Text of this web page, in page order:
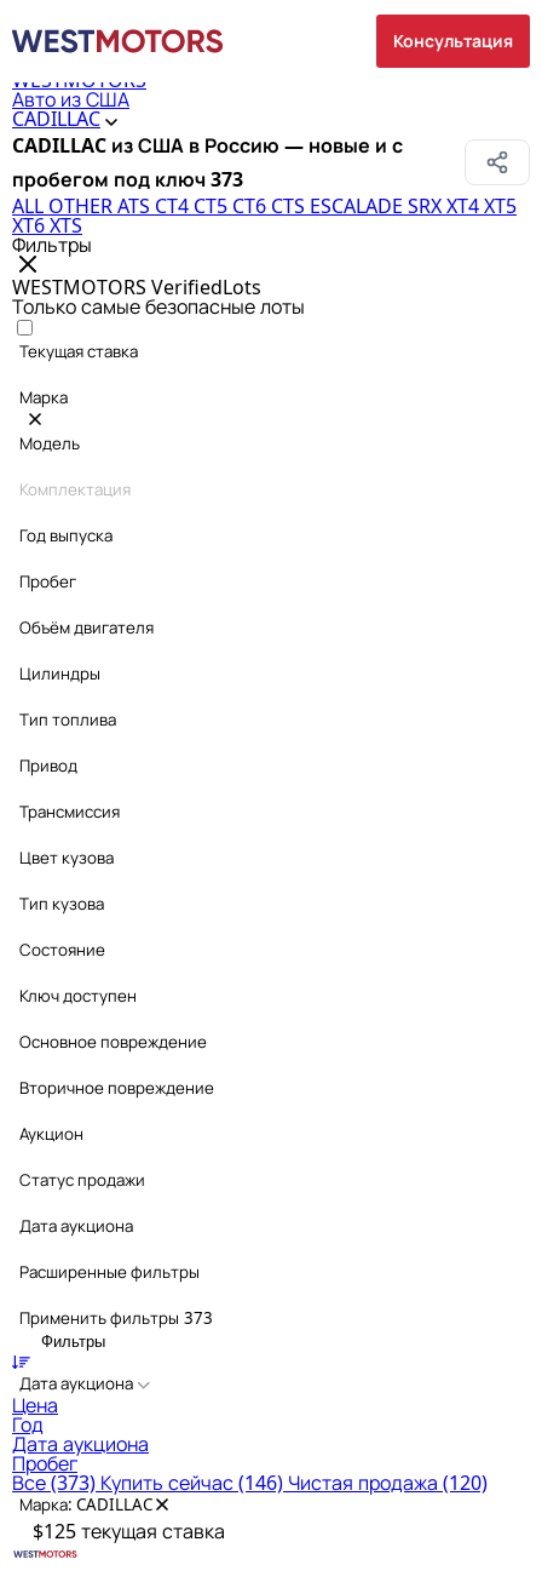
Консультация
WESTMOTORS
Авто из США
CADILLAC
CADILLAC из США в Россию — новые и с
пробегом под ключ373
ALL OTHERATS CT4 CT5 CT6 CTS ESCALADE SRXXT4XT5
XT6XTS
Фильтры
WESTMOTORS VerifiedLots
Только самые безопасные лоты
Текущая ставка
Марка
Модель
Комплектация
Год выпуска
Пробег
Объём двигателя
Цилиндры
Тип топлива
Привод
Трансмиссия
Цвет кузова
Тип кузова
Состояние
Ключ доступен
Основное повреждение
Вторичное повреждение
Аукцион
Статус продажи
Дата аукциона
Расширенные фильтры
Применить фильтры 373
Фильтры
Дата аукциона
Цена
Год
Дата аукциона
Пробег
Все(373) Купить сейчас(146) Чистая продажа (120)
Марка: CADILLAC
$125текущая ставка